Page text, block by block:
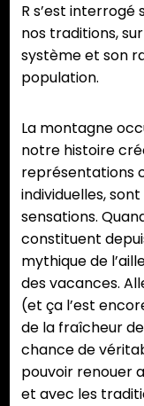
R s’est interrogé
nos traditions,
système et son
population.
La montagne
notre histoire
représentations
individuelles,
sensations.
constituent
mythique de
des vacances.
(et ça l’est
de la fraîcheur
chance de
pouvoir renouer
et avec les